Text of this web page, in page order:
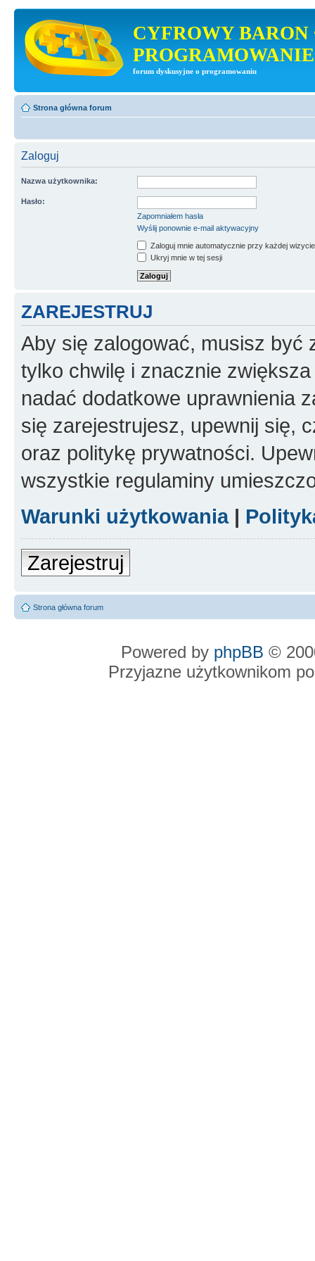
CYFROWY BARON
PROGRAMOWANIE
forum dyskusyjne o programowaniu
Strona główna forum
Zaloguj
Nazwa użytkownika:
Hasło:
Zapomniałem hasła
Wyślij ponownie e-mail aktywacyjny
Zaloguj mnie automatycznie przy każdej wizycie
Ukryj mnie w tej sesji
ZAREJESTRUJ
Aby się zalogować, musisz być
tylko chwilę i znacznie
nadać dodatkowe uprawnienia
się zarejestrujesz, upewnij się,
oraz politykę prywatności.
wszystkie regulaminy
Warunki użytkowania|
Zarejestruj
Strona główna forum
Powered by phpBB ©
Przyjazne użytkownikom